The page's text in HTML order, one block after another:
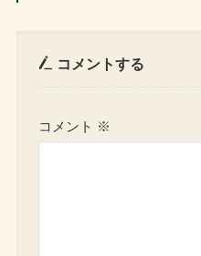
コメントする
コメント ※